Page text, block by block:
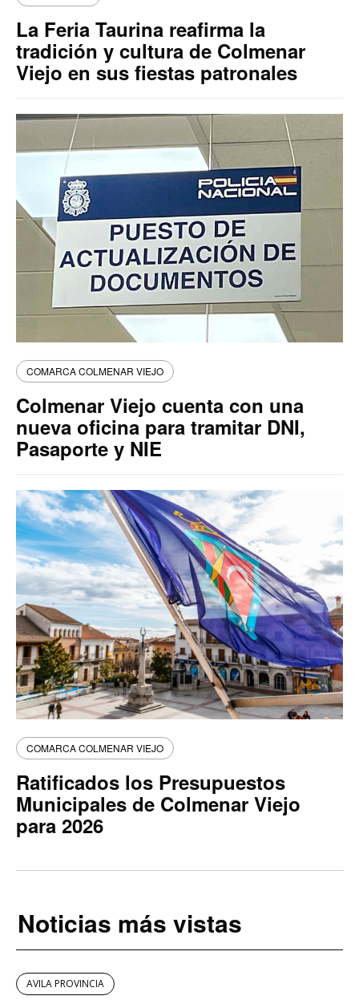
La Feria Taurina reafirma la
tradición y cultura de Colmenar
Viejo en sus fiestas patronales
COMARCA COLMENAR VIEJO
Colmenar Viejo cuenta con una
nueva oficina para tramitar DNI,
Pasaporte y NIE
COMARCA COLMENAR VIEJO
Ratificados los Presupuestos
Municipales de Colmenar Viejo
para 2026
Noticias más vistas
AVILA PROVINCIA